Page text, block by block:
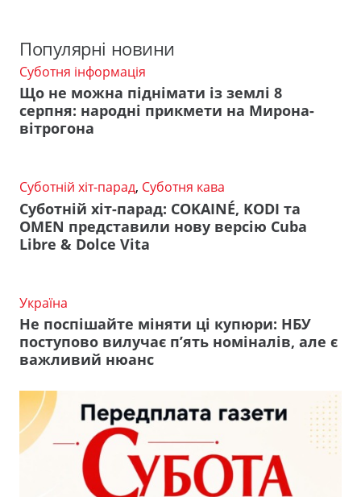
Популярні новини
Суботня інформація
Що не можна піднімати із землі 8
серпня: народні прикмети на Мирона-
вітрогона
Суботній хіт-парад, Суботня кава
Суботній хіт-парад: COKAINÉ, KODI та
OMEN представили нову версію Cuba
Libre & Dolce Vita
Україна
Не поспішайте міняти ці купюри: НБУ
поступово вилучає п’ять номіналів, але є
важливий нюанс